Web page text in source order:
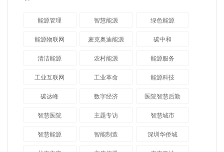
能源管理 智慧能源 绿色能源
能源物联网 麦克奥迪能源 碳中和
清洁能源 农村能源 能源服务
工业互联网 工业革命 能源科技
碳达峰 数字经济 医院智慧后勤
智慧医院 主题专访 智慧城市
​智慧能源 智能制造 深圳华侨城